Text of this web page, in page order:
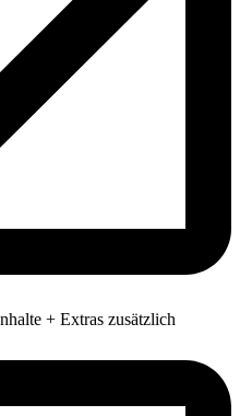
+ Extras zusätzlich